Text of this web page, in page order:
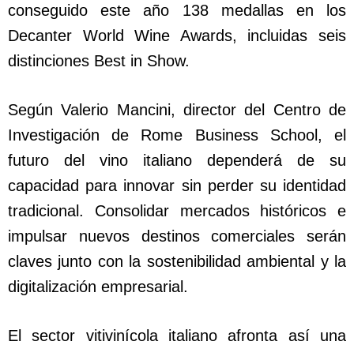
conseguido este año 138 medallas en los
Decanter World Wine Awards, incluidas seis
distinciones Best in Show.
Según Valerio Mancini, director del Centro de
Investigación de Rome Business School, el
futuro del vino italiano dependerá de su
capacidad para innovar sin perder su identidad
tradicional. Consolidar mercados históricos e
impulsar nuevos destinos comerciales serán
claves junto con la sostenibilidad ambiental y la
digitalización empresarial.
El sector vitivinícola italiano afronta así una